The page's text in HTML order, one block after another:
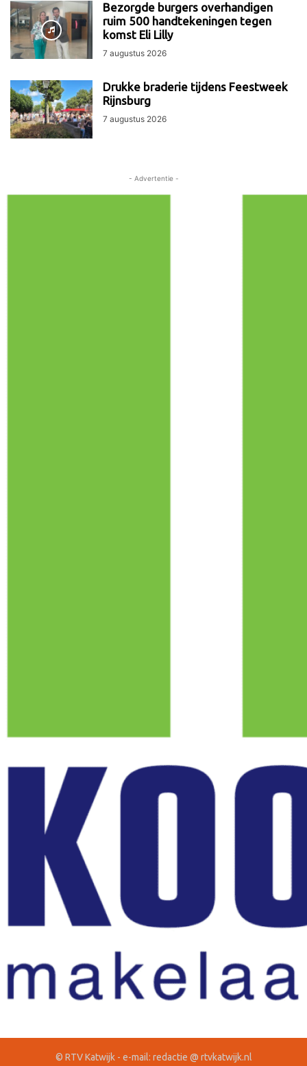
Bezorgde burgers overhandigen
ruim 500 handtekeningen tegen
komst Eli Lilly
7 augustus 2026
Drukke braderie tijdens Feestweek
Rijnsburg
7 augustus 2026
- Advertentie -
© RTV Katwijk - e-mail: redactie @ rtvkatwijk.nl